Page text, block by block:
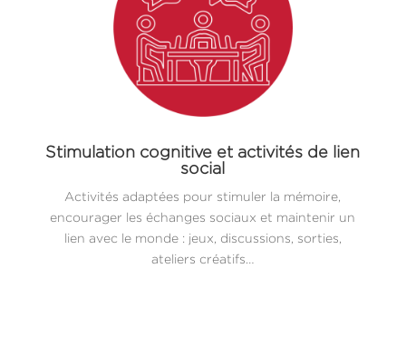
Stimulation cognitive et activités de lien
social
Activités adaptées pour stimuler la mémoire,
encourager les échanges sociaux et maintenir un
lien avec le monde : jeux, discussions, sorties,
ateliers créatifs…